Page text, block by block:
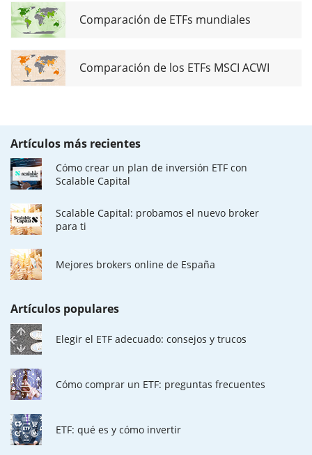
Comparación de ETFs mundiales
Comparación de los ETFs MSCI ACWI
Artículos más recientes
Cómo crear un plan de inversión ETF con
Scalable Capital
Scalable Capital: probamos el nuevo broker
para ti
Mejores brokers online de España
Artículos populares
Elegir el ETF adecuado: consejos y trucos
Cómo comprar un ETF: preguntas frecuentes
ETF: qué es y cómo invertir